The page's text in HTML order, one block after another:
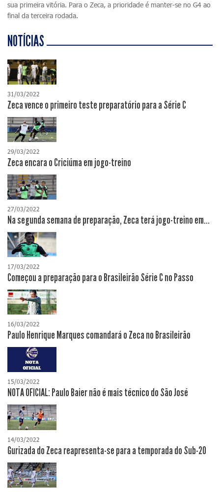
sua primeira vitória. Para o Zeca, a prioridade é manter-se no G4 ao
final da terceira rodada.
NOTÍCIAS
31/03/2022
Zeca vence o primeiro teste preparatório para a Série C
29/03/2022
Zeca encara o Criciúma em jogo-treino
27/03/2022
Na segunda semana de preparação, Zeca terá jogo-treino em...
17/03/2022
Começou a preparação para o Brasileirão Série C no Passo
16/03/2022
Paulo Henrique Marques comandará o Zeca no Brasileirão
15/03/2022
NOTA OFICIAL: Paulo Baier não é mais técnico do São José
14/03/2022
Gurizada do Zeca reapresenta-se para a temporada do Sub-20